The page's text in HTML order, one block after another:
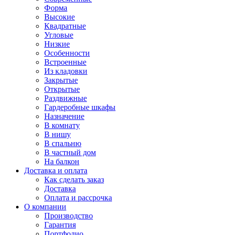
Форма
Высокие
Квадратные
Угловые
Низкие
Особенности
Встроенные
Из кладовки
Закрытые
Открытые
Раздвижные
Гардеробные шкафы
Назначение
В комнату
В нишу
В спальню
В частный дом
На балкон
Доставка и оплата
Как сделать заказ
Доставка
Оплата и рассрочка
О компании
Производство
Гарантия